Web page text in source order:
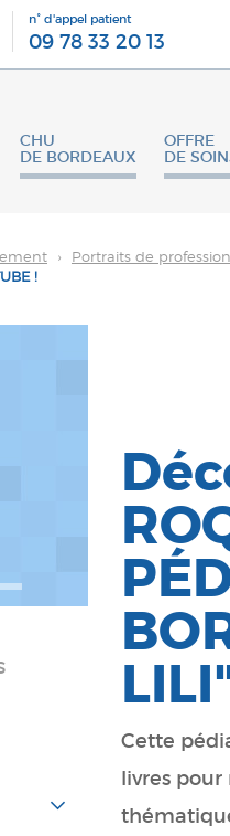
n° d'appel patient
09 78 33 20 13
CHU
DE BORDEAUX
OFFRE
DE
› Portraits de
!
Cette
livres pour